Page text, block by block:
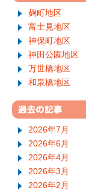
麹町地区
富士見地区
神保町地区
神田公園地区
万世橋地区
和泉橋地区
2026年7月
2026年6月
2026年4月
2026年3月
2026年2月